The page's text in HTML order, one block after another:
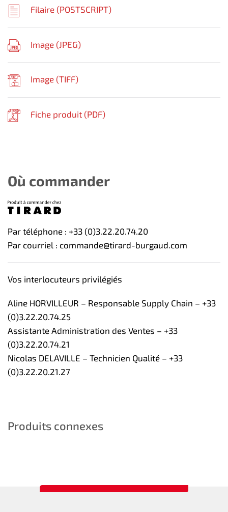
Filaire (POSTSCRIPT)
Image (JPEG)
Image (TIFF)
Fiche produit (PDF)
Où commander
Par téléphone : +33 (0)3.22.20.74.20
Par courriel : commande@tirard-burgaud.com
Vos interlocuteurs privilégiés
Aline HORVILLEUR – Responsable Supply Chain – +33
(0)3.22.20.74.25
Assistante Administration des Ventes – +33
(0)3.22.20.74.21
Nicolas DELAVILLE – Technicien Qualité – +33
(0)3.22.20.21.27
Produits connexes